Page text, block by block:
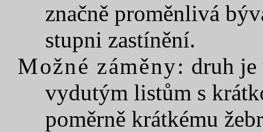
značně proměnlivá
stupni zastínění.
Možné záměny: druh je
vydutým listům s
poměrně krátkému